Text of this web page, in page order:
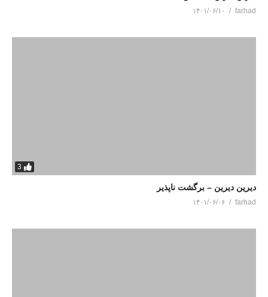
farhad ۱۴۰۱/۰۶/۱۰
3
دیرین دیرین – برگشت ناپذیر
farhad ۱۴۰۱/۰۶/۰۶